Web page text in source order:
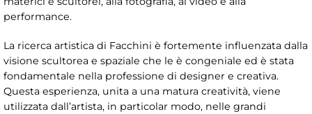
performance.
La ricerca artistica di Facchini è fortemente influenzata dalla
visione scultorea e spaziale che le è congeniale ed è stata
fondamentale nella professione di designer e creativa.
Questa esperienza, unita a una matura creatività, viene
utilizzata dall’artista, in particolar modo, nelle grandi